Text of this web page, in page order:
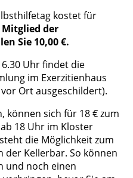
kostet für
Mitglied der
Sie 10,00 €.
Uhr findet die
im Exerzitienhaus
Ort ausgeschildert).
können sich für 18 € zum
18 Uhr im Kloster
die Möglichkeit zum
der Kellerbar. So können
und noch einen